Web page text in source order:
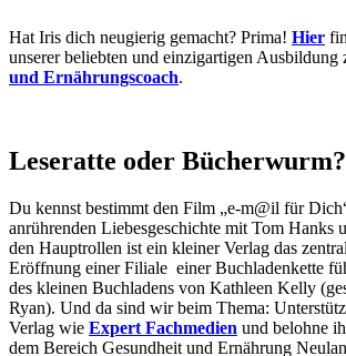
Hat Iris dich neugierig gemacht? Prima! Hier
unserer beliebten und einzigartigen Ausbildung
und Ernährungscoach.
Leseratte oder Bücherwurm?
Du kennst bestimmt den Film „e-m@il für
anrührenden Liebesgeschichte mit Tom Hanks
den Hauptrollen ist ein kleiner Verlag das
Eröffnung einer Filiale einer Buchladenkette
des kleinen Buchladens von Kathleen Kelly
Ryan). Und da sind wir beim Thema:
Verlag wie Expert Fachmedien und belohne
dem Bereich Gesundheit und Ernährung